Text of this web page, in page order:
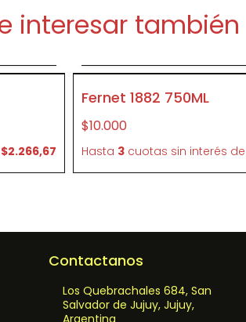
interesar también
$2.266,67
Fernet 1882 750ML
$10.000
Hasta 3 cuotas sin interés de
Contactanos
Los Quebrachales 684, San
Salvador de Jujuy, Jujuy,
Argentina